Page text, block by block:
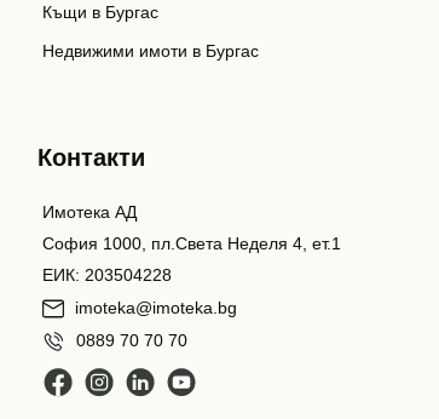
Къщи в Бургас
Недвижими имоти в Бургас
Контакти
Имотека АД
София 1000, пл.Света Неделя 4, ет.1
ЕИК: 203504228
imoteka@imoteka.bg
0889 70 70 70